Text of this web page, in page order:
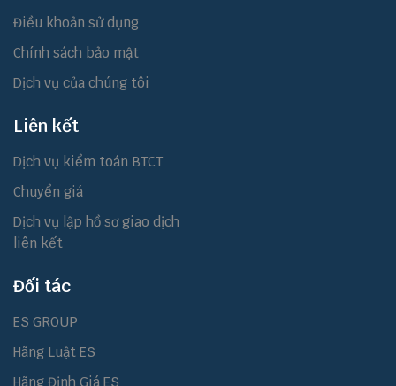
Điều khoản sử dụng
Chính sách bảo mật
Dịch vụ của chúng tôi
Liên kết
Dịch vụ kiểm toán BTCT
Chuyển giá
Dịch vụ lập hồ sơ giao dịch
liên kết
Đối tác
ES GROUP
Hãng Luật ES
Hãng Định Giá ES